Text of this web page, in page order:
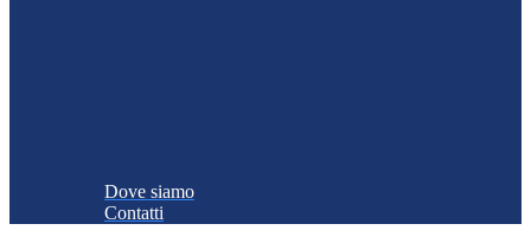
Dove siamo
Contatti